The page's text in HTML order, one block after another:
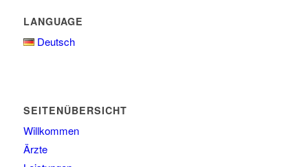
LANGUAGE
Deutsch
SEITENÜBERSICHT
Willkommen
Ärzte